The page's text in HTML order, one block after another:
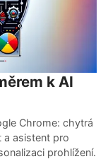
k AI
Chrome: chytrá
a asistent pro
prohlížení.